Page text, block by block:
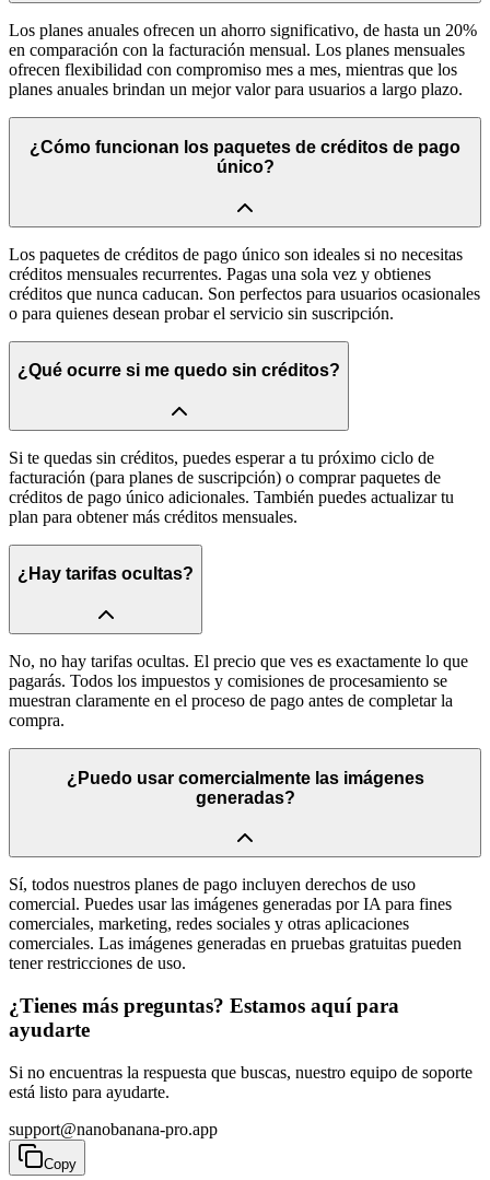
Los planes anuales ofrecen un ahorro significativo, de hasta un 20%
en comparación con la facturación mensual. Los planes mensuales
ofrecen flexibilidad con compromiso mes a mes, mientras que los
planes anuales brindan un mejor valor para usuarios a largo plazo.
¿Cómo funcionan los paquetes de créditos de pago
único?
Los paquetes de créditos de pago único son ideales si no necesitas
créditos mensuales recurrentes. Pagas una sola vez y obtienes
créditos que nunca caducan. Son perfectos para usuarios ocasionales
o para quienes desean probar el servicio sin suscripción.
¿Qué ocurre si me quedo sin créditos?
Si te quedas sin créditos, puedes esperar a tu próximo ciclo de
facturación (para planes de suscripción) o comprar paquetes de
créditos de pago único adicionales. También puedes actualizar tu
plan para obtener más créditos mensuales.
¿Hay tarifas ocultas?
No, no hay tarifas ocultas. El precio que ves es exactamente lo que
pagarás. Todos los impuestos y comisiones de procesamiento se
muestran claramente en el proceso de pago antes de completar la
compra.
¿Puedo usar comercialmente las imágenes
generadas?
Sí, todos nuestros planes de pago incluyen derechos de uso
comercial. Puedes usar las imágenes generadas por IA para fines
comerciales, marketing, redes sociales y otras aplicaciones
comerciales. Las imágenes generadas en pruebas gratuitas pueden
tener restricciones de uso.
¿Tienes más preguntas? Estamos aquí para
ayudarte
Si no encuentras la respuesta que buscas, nuestro equipo de soporte
está listo para ayudarte.
support@nanobanana-pro.app
Copy